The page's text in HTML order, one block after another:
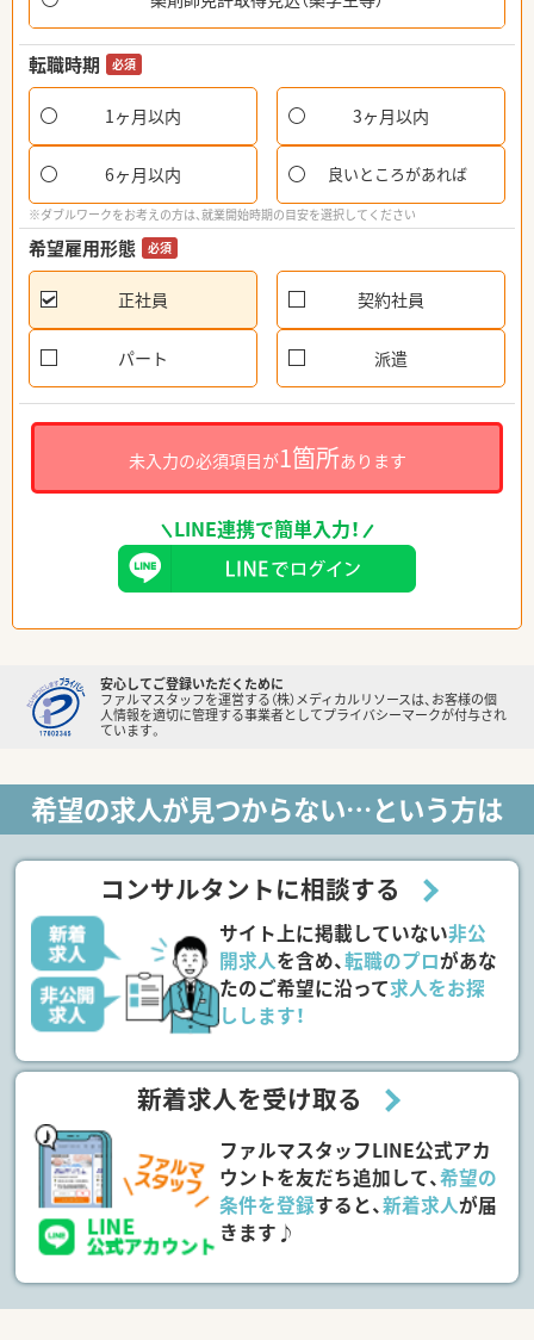
転職時期 必須
1ヶ月以内 3ヶ月以内
6ヶ月以内 良いところがあれば
※ダブルワークをお考えの方は、就業開始時期の目安を選択してください
希望雇用形態 必須
正社員 契約社員
パート 派遣
未入力の必須項目が1箇所あります
LINE連携で簡単入力！
安心してご登録いただくために
ファルマスタッフを運営する（株）メディカルリソースは、お客様の個
人情報を適切に管理する事業者としてプライバシーマークが付与され
ています。
希望の求人が見つからない…という方は
コンサルタントに相談する
サイト上に掲載していない非公
開求人を含め、転職のプロがあな
たのご希望に沿って求人をお探
しします！
新着求人を受け取る
ファルマスタッフLINE公式アカ
ウントを友だち追加して、希望の
条件を登録すると、新着求人が届
きます♪